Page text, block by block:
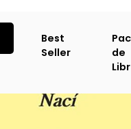
Best
Seller
de